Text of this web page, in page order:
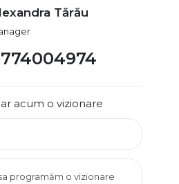
Tărău
acum o vizionare